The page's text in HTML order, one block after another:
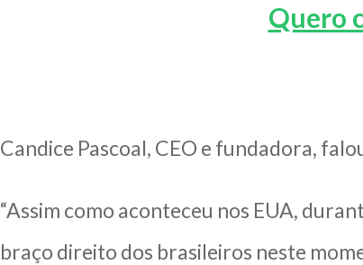
Quero
Candice Pascoal, CEO e fundadora,
“Assim como aconteceu nos EUA,
braço direito dos brasileiros neste